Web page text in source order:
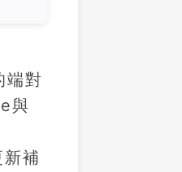
對
與
補